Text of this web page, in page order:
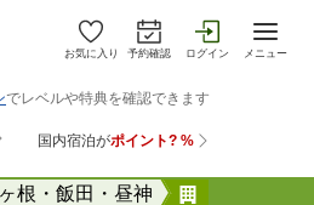
お気に入り 予約確認 ログイン メニュー
根・飯田・昼神